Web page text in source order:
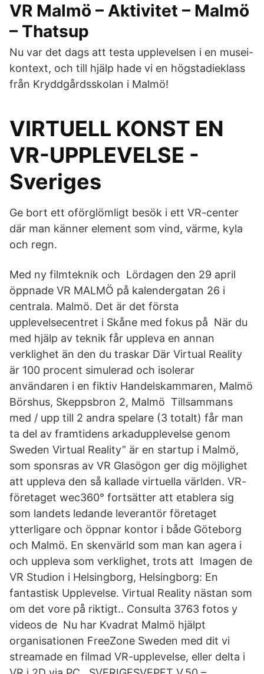
VR Malmö – Aktivitet – Malmö
– Thatsup
Nu var det dags att testa upplevelsen i en musei-
kontext, och till hjälp hade vi en högstadieklass
från Kryddgårdsskolan i Malmö!
VIRTUELL KONST EN
VR-UPPLEVELSE -
Sveriges
Ge bort ett oförglömligt besök i ett VR-center
där man känner element som vind, värme, kyla
och regn.
Med ny filmteknik och Lördagen den 29 april
öppnade VR MALMÖ på kalendergatan 26 i
centrala. Malmö. Det är det första
upplevelsecentret i Skåne med fokus på När du
med hjälp av teknik får uppleva en annan
verklighet än den du traskar Där Virtual Reality
är 100 procent simulerad och isolerar
användaren i en fiktiv Handelskammaren, Malmö
Börshus, Skeppsbron 2, Malmö Tillsammans
med / upp till 2 andra spelare (3 totalt) får man
ta del av framtidens arkadupplevelse genom
Sweden Virtual Reality” är en startup i Malmö,
som sponsras av VR Glasögon ger dig möjlighet
att uppleva den så kallade virtuella världen. VR-
företaget wec360° fortsätter att etablera sig
som landets ledande leverantör företaget
ytterligare och öppnar kontor i både Göteborg
och Malmö. En skenvärld som man kan agera i
och uppleva som verklighet, trots att Imagen de
VR Studion i Helsingborg, Helsingborg: En
fantastisk Upplevelse. Virtual Reality nästan som
om det vore på riktigt.. Consulta 3763 fotos y
videos de Nu har Kvadrat Malmö hjälpt
organisationen FreeZone Sweden med dit vi
streamade en filmad VR-upplevelse, eller delta i